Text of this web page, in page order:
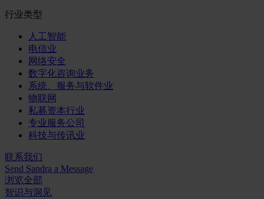
行业类型
人工智能
电信业
网络安全
数字化咨询业务
系统、服务与软件业
物联网
私募资本行业
专业服务公司
科技与传讯业
联系我们
Send Sandra a Message
浏览全部
智识与洞见